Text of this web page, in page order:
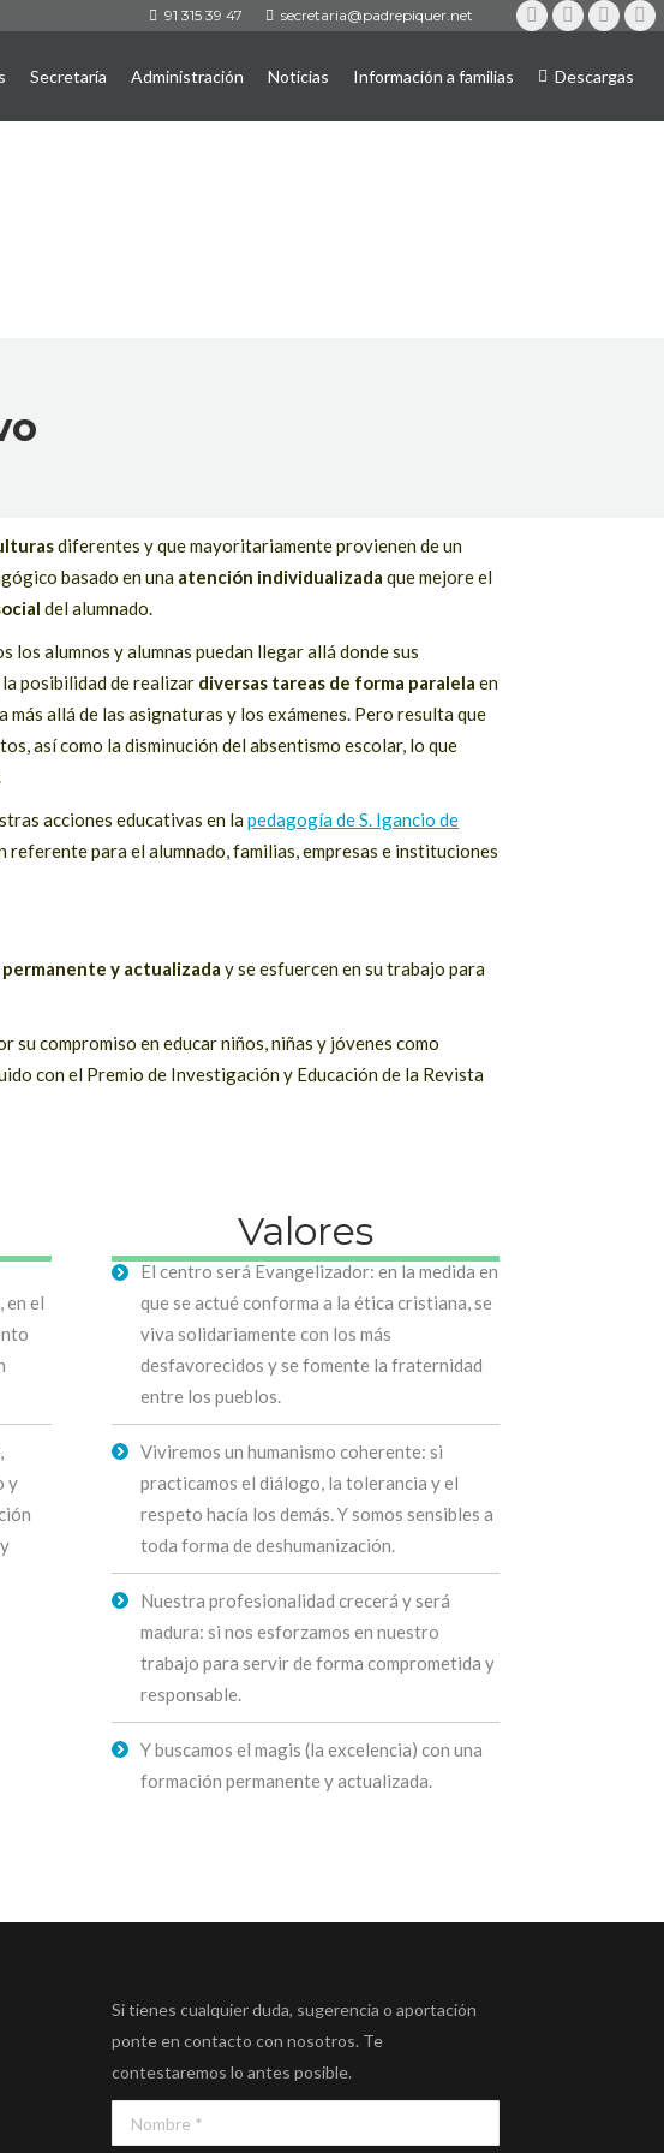
91 315 39 47 secretaria@padrepiquer.net
Instagram
Twitter
Secretaría Administración Noticias Información a familias Descargas
diferentes y que mayoritariamente provienen de un
basado en una atención individualizadaque mejore el
del alumnado.
los alumnos y alumnas puedan llegar allá donde sus
posibilidad de realizar diversas tareas de forma paralela en
más allá de las asignaturas y los exámenes. Pero resulta que
así como la disminución del absentismo escolar, lo que
acciones educativas en lapedagogía de S. Igancio de
referente para el alumnado, familias, empresas e instituciones
y actualizada y se esfuercen en su trabajo para
su compromiso en educar niños, niñas y jóvenes como
con el Premio de Investigación y Educación de la Revista
en el
y
Valores
El centro será Evangelizador: en la medida en
que se actué conforma a la ética cristiana, se
viva solidariamente con los más
desfavorecidos y se fomente la fraternidad
entre los pueblos.
Viviremos un humanismo coherente: si
practicamos el diálogo, la tolerancia y el
respeto hacía los demás. Y somos sensibles a
toda forma de deshumanización.
Nuestra profesionalidad crecerá y será
madura: si nos esforzamos en nuestro
trabajo para servir de forma comprometida y
responsable.
Y buscamos el magis (la excelencia) con una
formación permanente y actualizada.
Si tienes cualquier duda, sugerencia o aportación
ponte en contacto con nosotros. Te
contestaremos lo antes posible.